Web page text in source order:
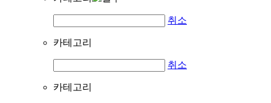
취소
카테고리
취소
카테고리